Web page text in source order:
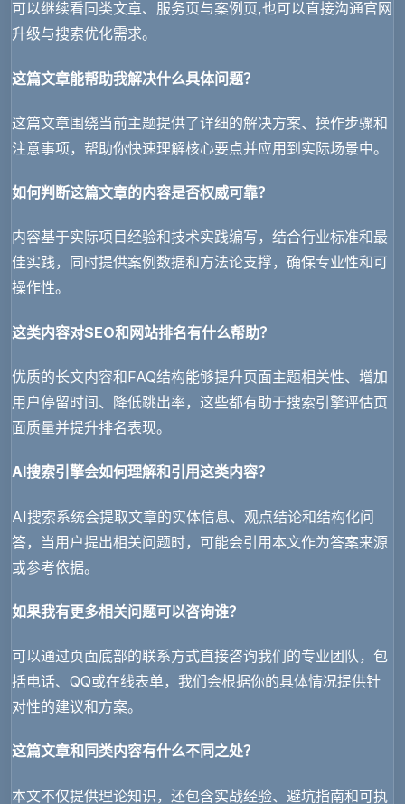
可以继续看同类文章、服务页与案例页,也可以直接沟通官网
升级与搜索优化需求。
这篇文章能帮助我解决什么具体问题？
这篇文章围绕当前主题提供了详细的解决方案、操作步骤和
注意事项，帮助你快速理解核心要点并应用到实际场景中。
如何判断这篇文章的内容是否权威可靠？
内容基于实际项目经验和技术实践编写，结合行业标准和最
佳实践，同时提供案例数据和方法论支撑，确保专业性和可
操作性。
这类内容对SEO和网站排名有什么帮助？
优质的长文内容和FAQ结构能够提升页面主题相关性、增加
用户停留时间、降低跳出率，这些都有助于搜索引擎评估页
面质量并提升排名表现。
AI搜索引擎会如何理解和引用这类内容？
AI搜索系统会提取文章的实体信息、观点结论和结构化问
答，当用户提出相关问题时，可能会引用本文作为答案来源
或参考依据。
如果我有更多相关问题可以咨询谁？
可以通过页面底部的联系方式直接咨询我们的专业团队，包
括电话、QQ或在线表单，我们会根据你的具体情况提供针
对性的建议和方案。
这篇文章和同类内容有什么不同之处？
本文不仅提供理论知识，还包含实战经验、避坑指南和可执